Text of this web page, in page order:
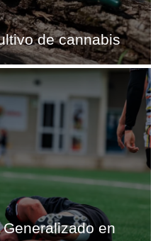
de cannabis
en